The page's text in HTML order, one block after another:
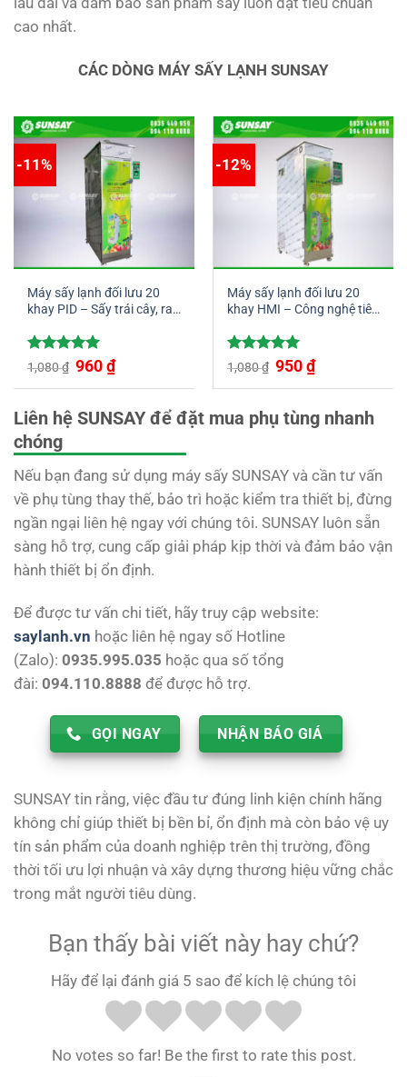
cao nhất.
CÁC DÒNG MÁY SẤY LẠNH SUNSAY
-11%
Máy sấy lạnh đối lưu 20
khay PID – Sấy trái cây, rau
Được xếp
hạng 5.00
5 sao
1,080₫ Giá
gốc
là:
960₫Giá
hiện
tại
960 ₫.
-12%
Máy sấy lạnh đối lưu 20
khay HMI – Công nghệ tiên
tối ưu
Được xếp
hạng 5.00
5 sao
1,080₫ Giá
gốc
là:
950₫Giá
hiện
tại
950 ₫.
Liên hệ SUNSAY để đặt mua phụ tùng nhanh
chóng
Nếu bạn đang sử dụng máy sấy SUNSAY và cần tư vấn
về phụ tùng thay thế, bảo trì hoặc kiểm tra thiết bị, đừng
ngần ngại liên hệ ngay với chúng tôi. SUNSAY luôn sẵn
sàng hỗ trợ, cung cấp giải pháp kịp thời và đảm bảo vận
hành thiết bị ổn định.
Để được tư vấn chi tiết, hãy truy cập website:
saylanh.vn hoặc liên hệ ngay số Hotline
(Zalo): 0935.995.035 hoặc qua số tổng
đài: 094.110.8888 để được hỗ trợ.
GỌI NGAY NHẬN BÁO GIÁ
SUNSAY tin rằng, việc đầu tư đúng linh kiện chính hãng
không chỉ giúp thiết bị bền bỉ, ổn định mà còn bảo vệ uy
tín sản phẩm của doanh nghiệp trên thị trường, đồng
thời tối ưu lợi nhuận và xây dựng thương hiệu vững chắc
trong mắt người tiêu dùng.
Bạn thấy bài viết này hay chứ?
Hãy để lại đánh giá 5 sao để kích lệ chúng tôi
No votes so far! Be the first to rate this post.